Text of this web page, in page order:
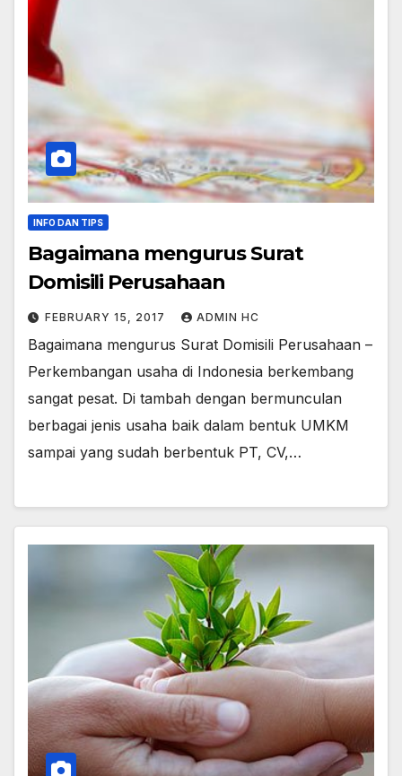
INFO DAN TIPS
Bagaimana mengurus Surat
Domisili Perusahaan
FEBRUARY 15, 2017 ADMIN HC
Bagaimana mengurus Surat Domisili Perusahaan –
Perkembangan usaha di Indonesia berkembang
sangat pesat. Di tambah dengan bermunculan
berbagai jenis usaha baik dalam bentuk UMKM
sampai yang sudah berbentuk PT, CV,…